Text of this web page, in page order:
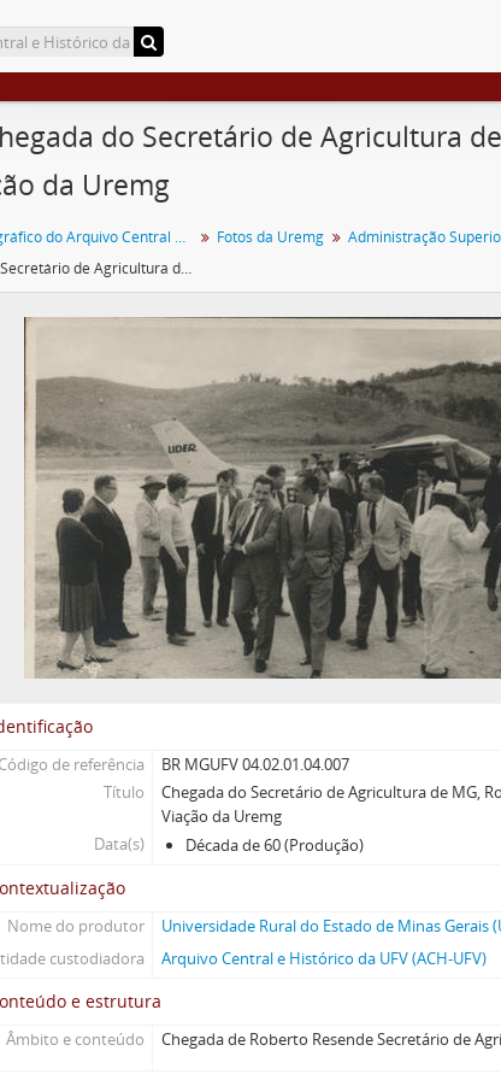
do Secretário de Agricultura
da Uremg
Acervo Fotográfico do Arquivo Central Histórico da UFV Fotos da Uremg Administração
Chegada do Secretário de Agricultura de MG, Roberto Resende no Campo de Viação da Uremg
Código de referência
BR MGUFV 04.02.01.04.007
Título
Chegada do Secretário de Agricultura de MG,
Viação da Uremg
Data(s)
Década de 60 (Produção)
Nome do produtor
Universidade Rural do Estado de Minas Gerais
custodiadora
Arquivo Central e Histórico da UFV (ACH-UFV)
e estrutura
Âmbito e conteúdo Chegada de Roberto Resende Secretário de